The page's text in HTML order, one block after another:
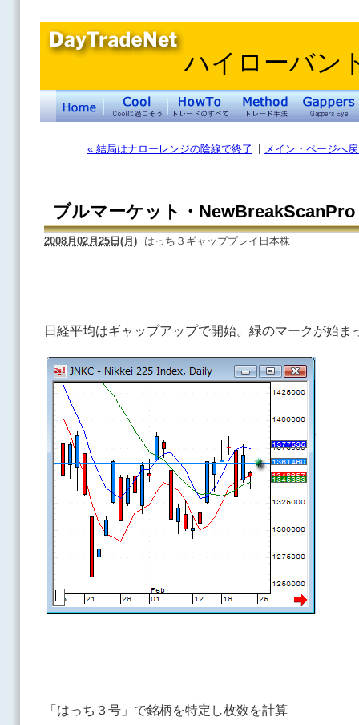
ハイローバン
« 結局はナローレンジの陰線で終了 メイン・ページへ
ブルマーケット・NewBreakScanPro
2008月02月25日(月) はっち３ギャッププレイ日本株
日経平均はギャップアップで開始。緑のマークが始ま
「はっち３号」で銘柄を特定し枚数を計算